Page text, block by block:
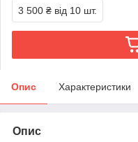
3 500 ₴ від 10 шт.
Опис Характеристики
Опис